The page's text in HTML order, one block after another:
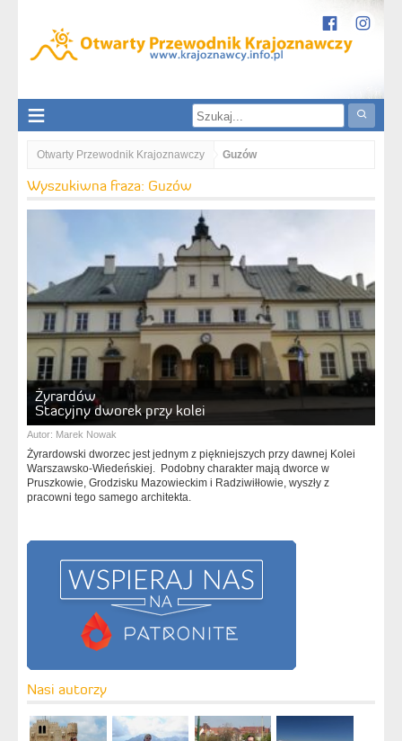
Otwarty Przewodnik Krajoznawczy Guzów
Wyszukiwna fraza: Guzów
Żyrardów
Stacyjny dworek przy kolei
Autor: Marek Nowak
Żyrardowski dworzec jest jednym z piękniejszych przy dawnej Kolei
Warszawsko-Wiedeńskiej. Podobny charakter mają dworce w
Pruszkowie, Grodzisku Mazowieckim i Radziwiłłowie, wyszły z
pracowni tego samego architekta.
Nasi autorzy